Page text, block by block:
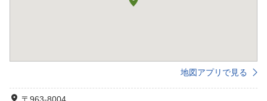
地図アプリで見る